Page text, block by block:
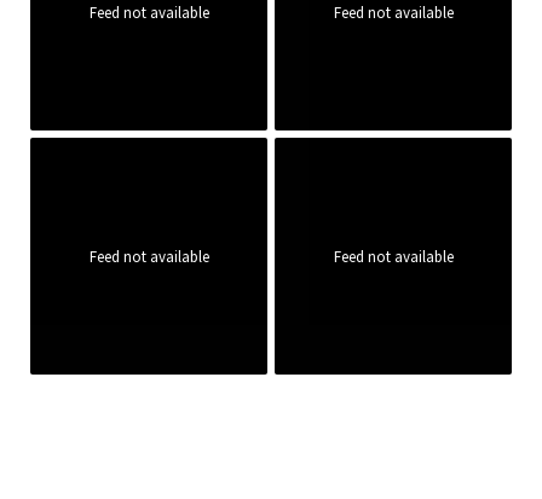
Feed not available Feed not available
Feed not available Feed not available